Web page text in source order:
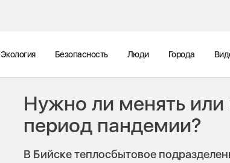
Экология Безопасность Люди Города
Нужно ли менять или
период пандемии?
В Бийске теплосбытовое